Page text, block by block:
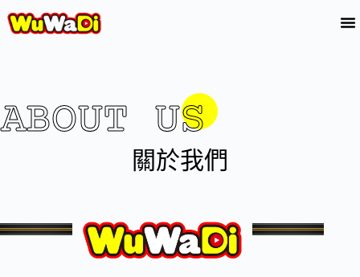
ABOUT US
關於我們